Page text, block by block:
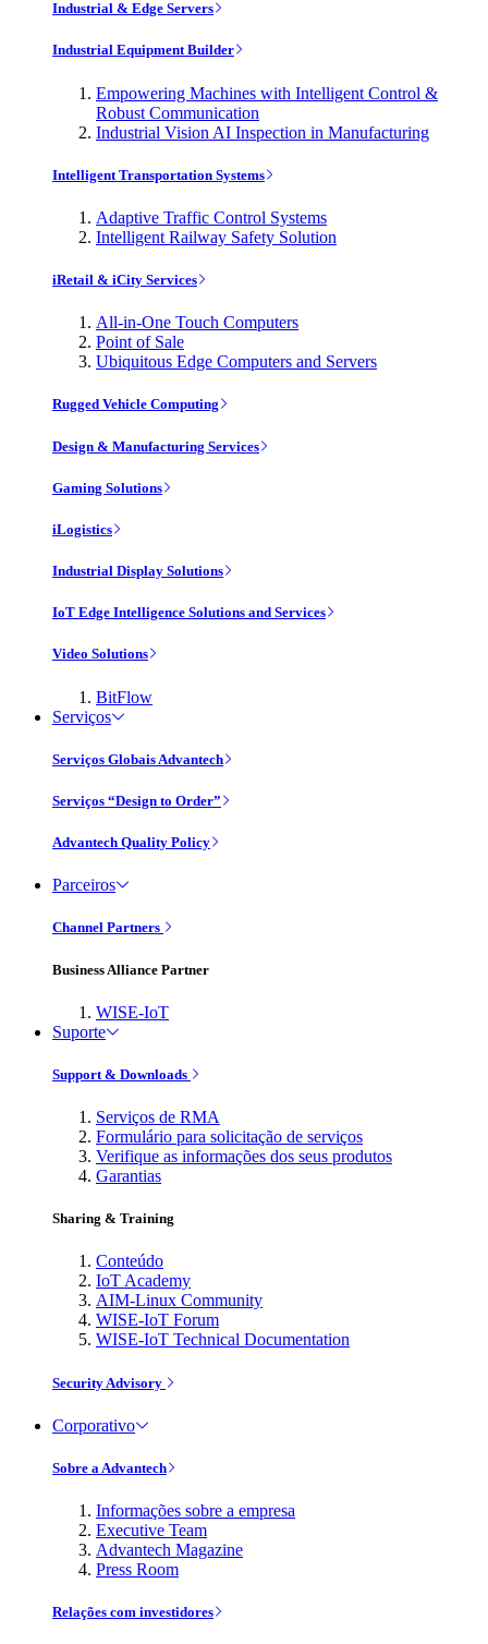
Industrial & Edge Servers
Industrial Equipment Builder
Empowering Machines with Intelligent Control &
Robust Communication
Industrial Vision AI Inspection in Manufacturing
Intelligent Transportation Systems
Adaptive Traffic Control Systems
Intelligent Railway Safety Solution
iRetail & iCity Services
All-in-One Touch Computers
Point of Sale
Ubiquitous Edge Computers and Servers
Rugged Vehicle Computing
Design & Manufacturing Services
Gaming Solutions
iLogistics
Industrial Display Solutions
IoT Edge Intelligence Solutions and Services
Video Solutions
BitFlow
Serviços
Serviços Globais Advantech
Serviços “Design to Order”
Advantech Quality Policy
Parceiros
Channel Partners
Business Alliance Partner
WISE-IoT
Suporte
Support & Downloads
Serviços de RMA
Formulário para solicitação de serviços
Verifique as informações dos seus produtos
Garantias
Sharing & Training
Conteúdo
IoT Academy
AIM-Linux Community
WISE-IoT Forum
WISE-IoT Technical Documentation
Security Advisory
Corporativo
Sobre a Advantech
Informações sobre a empresa
Executive Team
Advantech Magazine
Press Room
Relações com investidores